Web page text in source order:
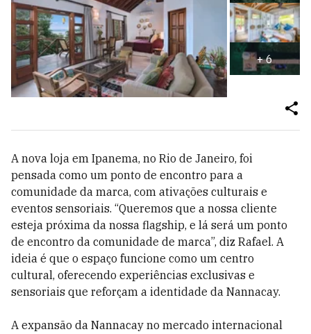
+6
A nova loja em Ipanema, no Rio de Janeiro, foi
pensada como um ponto de encontro para a
comunidade da marca, com ativações culturais e
eventos sensoriais. “Queremos que a nossa cliente
esteja próxima da nossa flagship, e lá será um ponto
de encontro da comunidade de marca”, diz Rafael. A
ideia é que o espaço funcione como um centro
cultural, oferecendo experiências exclusivas e
sensoriais que reforçam a identidade da Nannacay.
A expansão da Nannacay no mercado internacional